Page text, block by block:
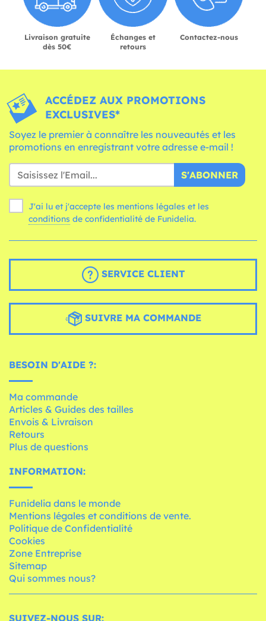
Livraison gratuite
dès 50€
Échanges et
retours
Contactez-nous
ACCÉDEZ AUX PROMOTIONS
EXCLUSIVES*
Soyez le premier à connaître les nouveautés et les
promotions en enregistrant votre adresse e-mail !
S'ABONNER
J'ai lu et j'accepte les mentions légales et les
conditions de confidentialité de Funidelia.
SERVICE CLIENT
SUIVRE MA COMMANDE
BESOIN D'AIDE ?:
Ma commande
Articles & Guides des tailles
Envois & Livraison
Retours
Plus de questions
INFORMATION:
Funidelia dans le monde
Mentions légales et conditions de vente.
Politique de Confidentialité
Cookies
Zone Entreprise
Sitemap
Qui sommes nous?
SUIVEZ-NOUS SUR: